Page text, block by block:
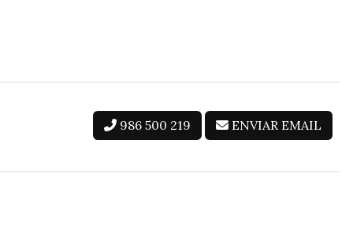
986 500 219 ENVIAR EMAIL